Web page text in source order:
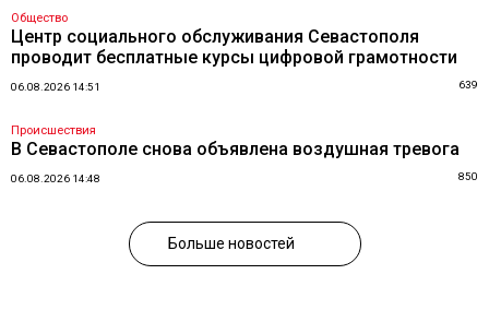
Общество
Центр социального обслуживания Севастополя
проводит бесплатные курсы цифровой грамотности
06.08.2026 14:51 639
Происшествия
В Севастополе снова объявлена воздушная тревога
06.08.2026 14:48 850
Больше новостей